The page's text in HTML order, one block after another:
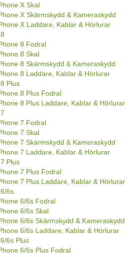
X Skal
X Skärmskydd & Kameraskydd
X Laddare, Kablar & Hörlurar
8 Fodral
8 Skal
8 Skärmskydd & Kameraskydd
8 Laddare, Kablar & Hörlurar
Plus
8 Plus Fodral
8 Plus Laddare, Kablar & Hörlurar
7 Fodral
7 Skal
7 Skärmskydd & Kameraskydd
7 Laddare, Kablar & Hörlurar
Plus
7 Plus Fodral
7 Plus Laddare, Kablar & Hörlurar
6s
6/6s Fodral
6/6s Skal
6/6s Skärmskydd & Kameraskydd
6/6s Laddare, Kablar & Hörlurar
6s Plus
6/6s Plus Fodral